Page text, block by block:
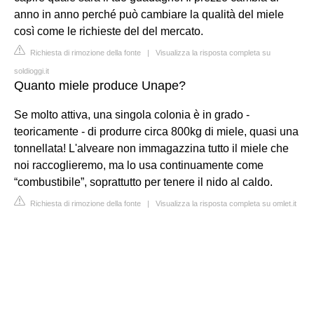
anno in anno perché può cambiare la qualità del miele
così come le richieste del del mercato.
Richiesta di rimozione della fonte | Visualizza la risposta completa su
soldioggi.it
Quanto miele produce Unape?
Se molto attiva, una singola colonia è in grado -
teoricamente - di produrre circa 800kg di miele, quasi una
tonnellata! L'alveare non immagazzina tutto il miele che
noi raccoglieremo, ma lo usa continuamente come
“combustibile”, soprattutto per tenere il nido al caldo.
Richiesta di rimozione della fonte | Visualizza la risposta completa su omlet.it